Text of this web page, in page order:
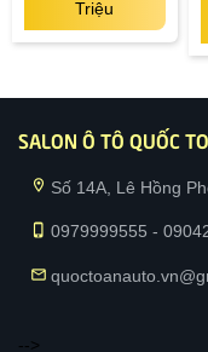
Triệu
SALON Ô TÔ QUỐC
location_on Số 14A, Lê Hồng
phone_iphone 0979999555 -
mail
-->